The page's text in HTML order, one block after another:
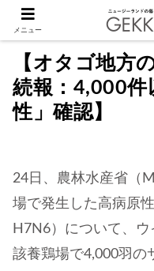
【オタゴ地方
続報：4,000件
性」確認】
24日、農林水産省（
場で発生した高病原
H7N6）について、
該養鶏場で4,000羽の
メニュー